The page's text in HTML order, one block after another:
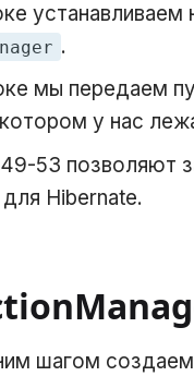
устанавливаем
.
мы передаем
у нас
53 позволяют
Hibernate.
шагом